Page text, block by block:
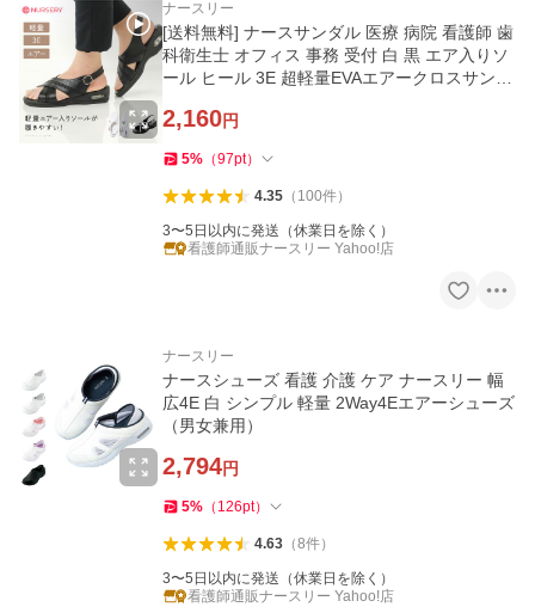
ナースリー
[送料無料] ナースサンダル 医療 病院 看護師 歯
科衛生士 オフィス 事務 受付 白 黒 エア入りソ
ール ヒール 3E 超軽量EVAエアークロスサンダ
2,160円
5% （97pt）
4.35（ 100件）
3〜5日以内に発送（休業日を除く）
看護師通販ナースリー Yahoo!店
ナースリー
ナースシューズ 看護 介護 ケア ナースリー 幅
広4E 白 シンプル 軽量 2Way4Eエアーシューズ
（男女兼用）
2,794円
5% （ 126pt）
4.63（8件）
3〜5日以内に発送（休業日を除く）
看護師通販ナースリー Yahoo!店